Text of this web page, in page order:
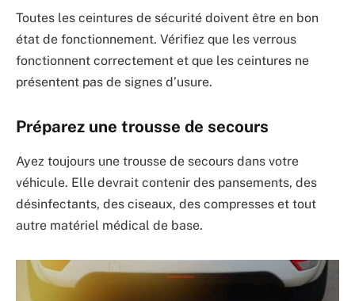
Toutes les ceintures de sécurité doivent être en bon
état de fonctionnement. Vérifiez que les verrous
fonctionnent correctement et que les ceintures ne
présentent pas de signes d’usure.
Préparez une trousse de secours
Ayez toujours une trousse de secours dans votre
véhicule. Elle devrait contenir des pansements, des
désinfectants, des ciseaux, des compresses et tout
autre matériel médical de base.